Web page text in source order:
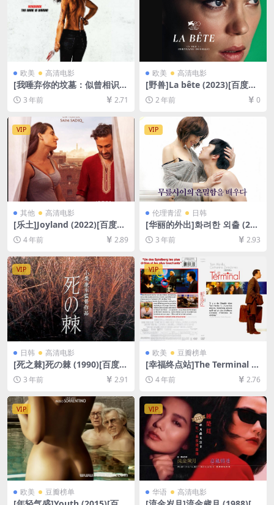
欧美 高清电影
[我唾弃你的坟墓：似曾相识]I
Spit on Your Grave: Deja V
u (2019)[百度网盘+迅雷云盘
资源1080P超清未删减][MP4/
9GB][中文字幕]
3 年前 2.71
欧美 高清电影
[野兽]La bête (2023)[百度网
盘+夸克网盘1080P超清未删
减资源][网盘在线播放/下载]
[MP4/9.8GB][中文字幕]
2 年前 0
VIP
其他 高清电影
[乐土]Joyland (2022)[百度网
盘+迅雷云盘资源1080P超清
未删减][MP4/8GB][中文字幕]
4 年前 2.89
VIP
伦理青涩 日韩
[华丽的外出]화려한 외출 (201
3)[百度网盘+夸克网盘1080P
超清未删减资源][网盘下载][M
平板无法在线播放，请使用电
脑下载防和谐压缩包（含解压
密码）】
3 年前 2.93
VIP
日韩 高清电影
[死之棘]死の棘 (1990)[百度网
盘+夸克网盘1080P超清未删
减资源][网盘在线播放/下载]
3 年前 2.91
VIP
欧美 豆瓣榜单
[幸福终点站]The Terminal (2
004)[百度网盘+迅雷云盘资源
1080P超清未删减][MP4/8.3G
4 年前 2.76
VIP
欧美 豆瓣榜单
VIP
华语 高清电影